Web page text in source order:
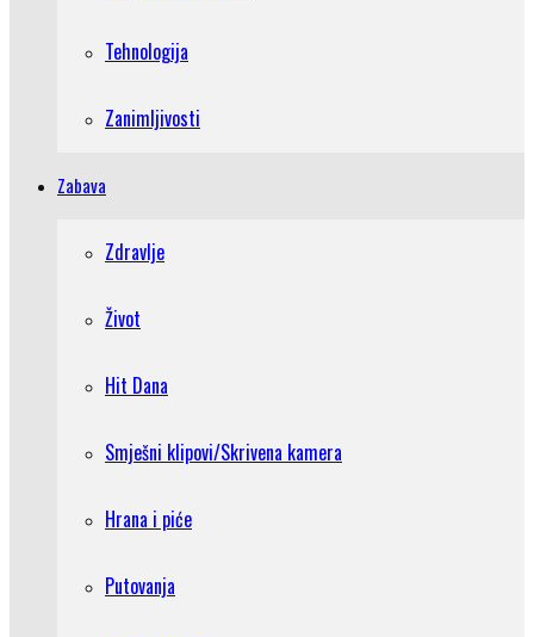
Tehnologija
Zanimljivosti
Zabava
Zdravlje
Život
Hit Dana
Smješni klipovi/Skrivena kamera
Hrana i piće
Putovanja